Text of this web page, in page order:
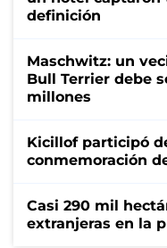
definición
Maschwitz: un
Bull Terrier debe
millones
Kicillof participó
conmemoración
Casi 290 mil
extranjeras en la